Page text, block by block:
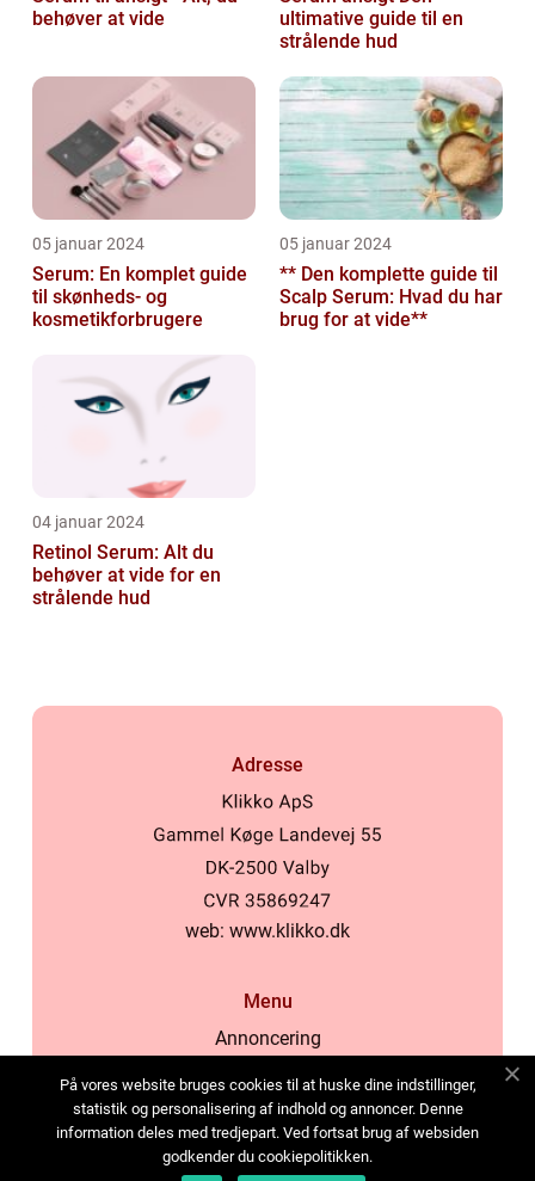
behøver at vide
ultimative guide til en
strålende hud
05 januar 2024
Serum: En komplet guide
til skønheds- og
kosmetikforbrugere
05 januar 2024
** Den komplette guide til
Scalp Serum: Hvad du har
brug for at vide**
04 januar 2024
Retinol Serum: Alt du
behøver at vide for en
strålende hud
Adresse
web: www.klikko.dk
Menu
Annoncering
Cookies
Kontakt os
Sitemap
På vores website bruges cookies til at huske dine indstillinger,
statistik og personalisering af indhold og annoncer. Denne
information deles med tredjepart. Ved fortsat brug af websiden
godkender du cookiepolitikken.